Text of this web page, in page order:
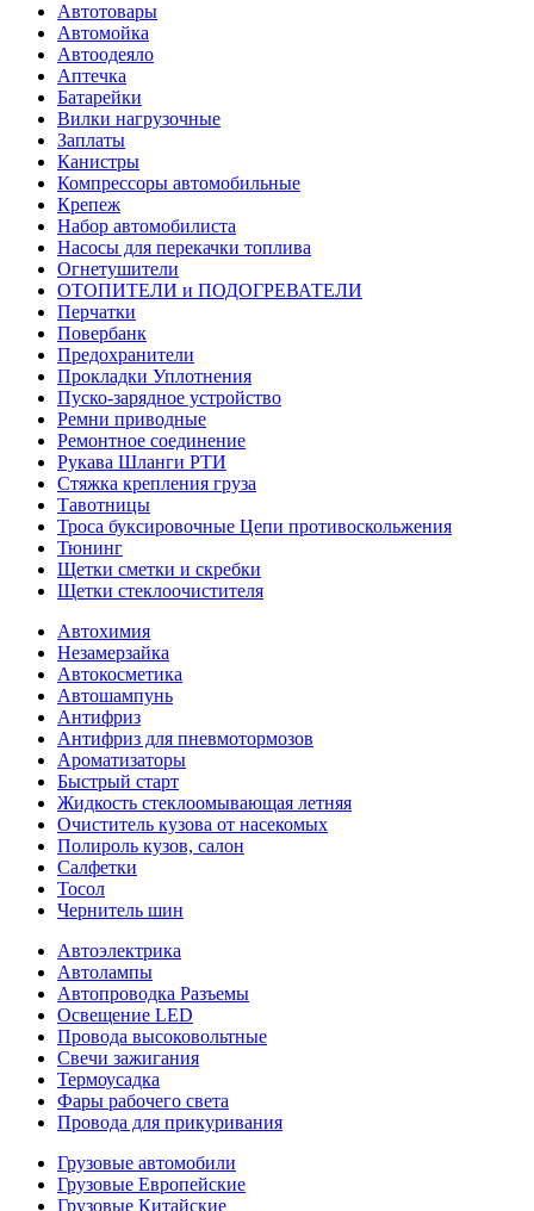
Автотовары
Автомойка
Автоодеяло
Аптечка
Батарейки
Вилки нагрузочные
Заплаты
Канистры
Компрессоры автомобильные
Крепеж
Набор автомобилиста
Насосы для перекачки топлива
Огнетушители
ОТОПИТЕЛИ и ПОДОГРЕВАТЕЛИ
Перчатки
Повербанк
Предохранители
Прокладки Уплотнения
Пуско-зарядное устройство
Ремни приводные
Ремонтное соединение
Рукава Шланги РТИ
Стяжка крепления груза
Тавотницы
Троса буксировочные Цепи противоскольжения
Тюнинг
Щетки сметки и скребки
Щетки стеклоочистителя
Автохимия
Незамерзайка
Автокосметика
Автошампунь
Антифриз
Антифриз для пневмотормозов
Ароматизаторы
Быстрый старт
Жидкость стеклоомывающая летняя
Очиститель кузова от насекомых
Полироль кузов, салон
Салфетки
Тосол
Чернитель шин
Автоэлектрика
Автолампы
Автопроводка Разъемы
Освещение LED
Провода высоковольтные
Свечи зажигания
Термоусадка
Фары рабочего света
Провода для прикуривания
Грузовые автомобили
Грузовые Европейские
Грузовые Китайские